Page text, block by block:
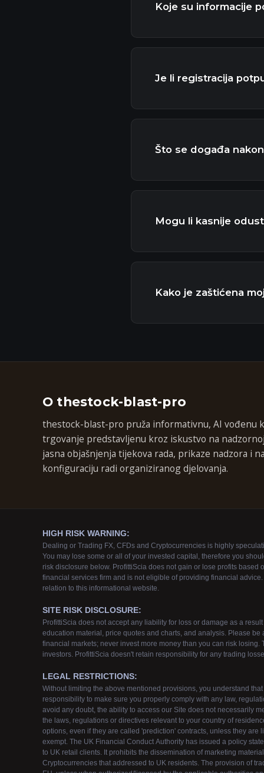
Koje su informacije
Je li registracija
Što se događa
Mogu li kasnije
Kako je zaštićena
O thestock-blast-pro
thestock-blast-pro pruža informativnu, AI vođenu
trgovanje predstavljenu kroz iskustvo na
jasna objašnjenja tijekova rada, prikaze nadzora i
konfiguraciju radi organiziranog djelovanja.